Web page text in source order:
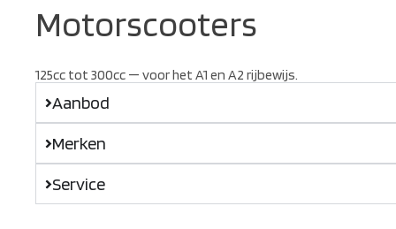
Motorscooters
125cc tot 300cc — voor het A1 en A2 rijbewijs.
Aanbod
Merken
Service